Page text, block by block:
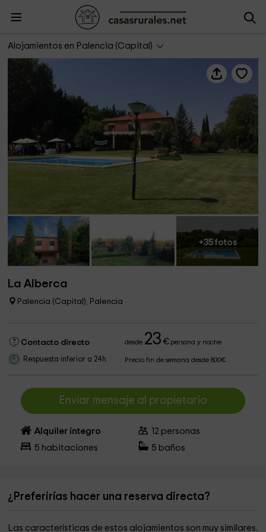
Alojamientos en Palencia (Capital)
+35 fotos
La Alberca
Palencia (Capital), Palencia
Contacto directo desde 23 €persona y noche
Respuesta inferior a 24h Precio fin de semana desde 800€
Enviar mensaje al propietario
Alquiler íntegro 12 personas
5 habitaciones 5 baños
¿Preferirías hacer una reserva directa?
Las características de estos alojamientos son muy similares.